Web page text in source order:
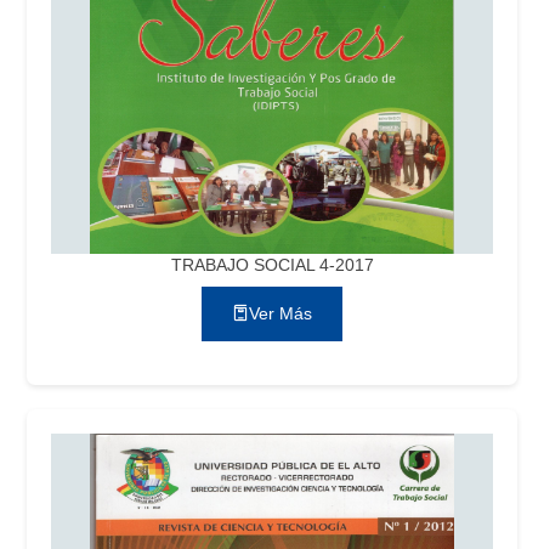
TRABAJO SOCIAL 4-2017
Ver Más